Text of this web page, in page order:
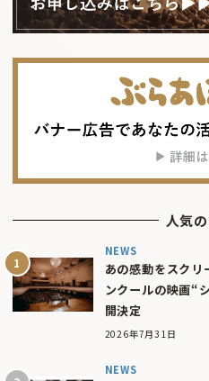
人気
NEWS
あの感動をスク
ンクールの映画“
開決定
2026年7月31日
NEWS